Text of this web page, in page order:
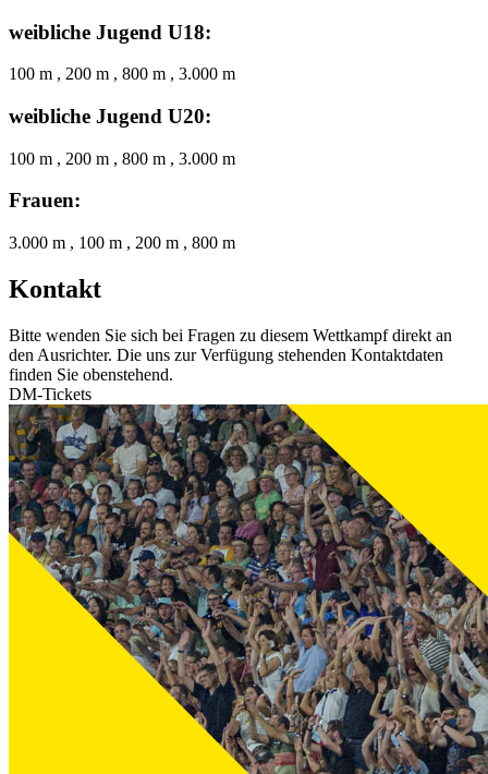
weibliche Jugend U18:
100 m , 200 m , 800 m , 3.000 m
weibliche Jugend U20:
100 m , 200 m , 800 m , 3.000 m
Frauen:
3.000 m , 100 m , 200 m , 800 m
Kontakt
Bitte wenden Sie sich bei Fragen zu diesem Wettkampf direkt an
den Ausrichter. Die uns zur Verfügung stehenden Kontaktdaten
finden Sie obenstehend.
DM-Tickets